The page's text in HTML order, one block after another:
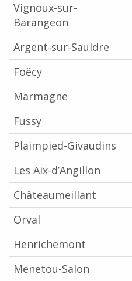
Vignoux-sur-
Barangeon
Argent-sur-Sauldre
Foëcy
Marmagne
Fussy
Plaimpied-Givaudins
Les Aix-d’Angillon
Châteaumeillant
Orval
Henrichemont
Menetou-Salon